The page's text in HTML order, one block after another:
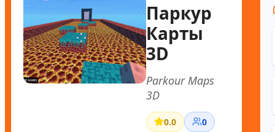
Паркур
Карты
3D
Parkour Maps
3D
0.0 0